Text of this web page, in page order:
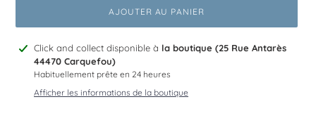
AJOUTER AU PANIER
Ajout
produit
votre
Click and collect disponible à la boutique (25 Rue Antarès
44470 Carquefou)
Habituellement prête en 24 heures
Afficher les informations de la boutique